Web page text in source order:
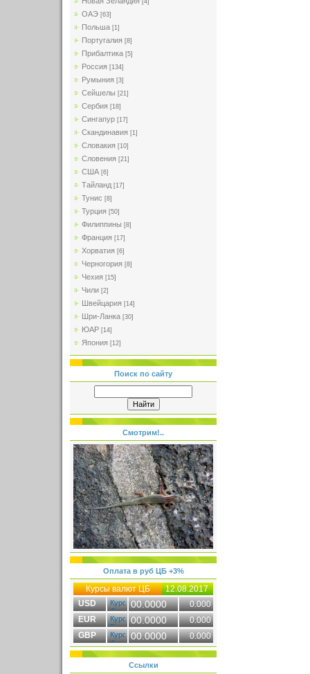
[4]
ОАЭ [63]
Польша [1]
Португалия [8]
Прибалтика [5]
Россия [134]
Румыния [3]
Сейшелы [21]
Сербия [18]
Сингапур [17]
Скандинавия [1]
Словакия [10]
Словения [21]
США [6]
Тайланд [17]
Тунис [8]
Турция [50]
Филиппины [8]
Франция [17]
Хорватия [6]
Черногория [8]
Чехия [15]
Чили [2]
Швейцария [14]
Шри-Ланка [30]
ЮАР [14]
Япония [12]
Поиск по сайту
Смотрим!..
Оплата в руб ЦБ +3%
Курсы валют ЦБ
12.08.2017
USD
00.0000
0.000
EUR
00.0000
0.000
GBP
00.0000 0.000
Ссылки